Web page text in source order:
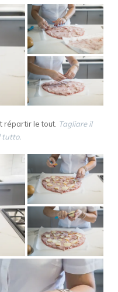
répartir le tout. Tagliare il
tutto.